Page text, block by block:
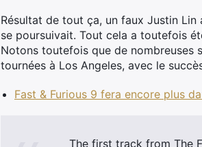
Résultat de tout ça, un faux Justin
se poursuivait. Tout cela a toutefois
Notons toutefois que de nombreuses
tournées à Los Angeles, avec le
Fast & Furious 9 fera encore plus
The first track from The